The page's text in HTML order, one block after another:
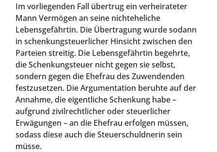
Im vorliegenden Fall übertrug ein verheirateter
Mann Vermögen an seine nichteheliche
Lebensgefährtin. Die Übertragung wurde sodann
in schenkungsteuerlicher Hinsicht zwischen den
Parteien streitig. Die Lebensgefährtin begehrte,
die Schenkungsteuer nicht gegen sie selbst,
sondern gegen die Ehefrau des Zuwendenden
festzusetzen. Die Argumentation beruhte auf der
Annahme, die eigentliche Schenkung habe –
aufgrund zivilrechtlicher oder steuerlicher
Erwägungen – an die Ehefrau erfolgen müssen,
sodass diese auch die Steuerschuldnerin sein
müsse.